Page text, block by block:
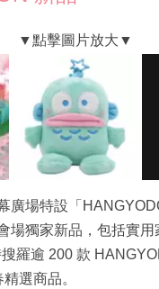
廣場特設「
場獨家新品，包括實用
羅逾 200 款
選商品。